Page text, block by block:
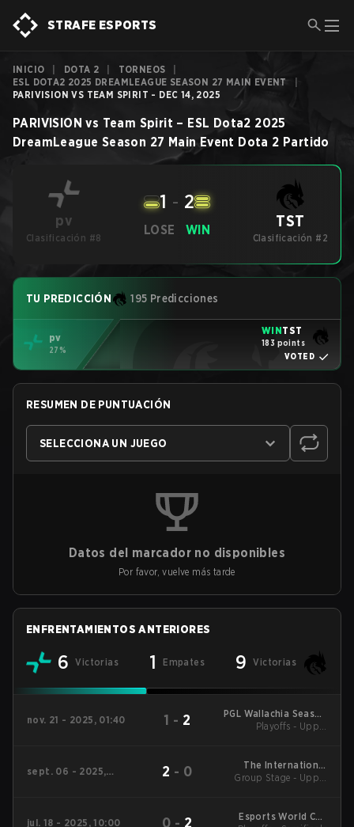
STRAFE ESPORTS
INICIO DOTA 2 TORNEOS
ESL DOTA2 2025 DREAMLEAGUE SEASON 27 MAIN EVENT
PARIVISION VS TEAM SPIRIT - DEC 14, 2025
PARIVISION vs Team Spirit – ESL Dota2 2025
DreamLeague Season 27 Main Event Dota 2 Partido
pv
Clasificación #8
LOSE
1 - 2
WIN TST
Clasificación #2
TU PREDICCIÓN 195 Predicciones
pv
27%
WINTST
183 points
VOTED
RESUMEN DE PUNTUACIÓN
SELECCIONA UN JUEGO
Datos del marcador no disponibles
Por favor, vuelve más tarde
ENFRENTAMIENTOS ANTERIORES
6 Victorias 1 Empates 9 Victorias
nov. 21 - 2025, 01:40 1 - 2
PGL Wallachia Season
6 Main Tournament
Playoffs - Upper
sept. 06 - 2025,
2 - 0
The International
2025 Main Event
Group Stage - Upper
jul. 18 - 2025, 10:00 0 - 2
Esports World Cup